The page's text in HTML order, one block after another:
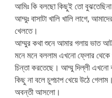
আমিঃ কি বলছো কিছুই তো
আম্মুঃ বাসাটা খালি খালি লাগে,
খেলতে।
আম্মুর কথা শুনে আমার গলায় ভাত
মনে মনে বললাম এখনো ফ্লোর থেকে
চিন্তা করতেছে। আম্মু দিল্লী এখনো
কিছু না বলে চুপচাপ খেয়ে উঠে
অবন্তী আসলো।